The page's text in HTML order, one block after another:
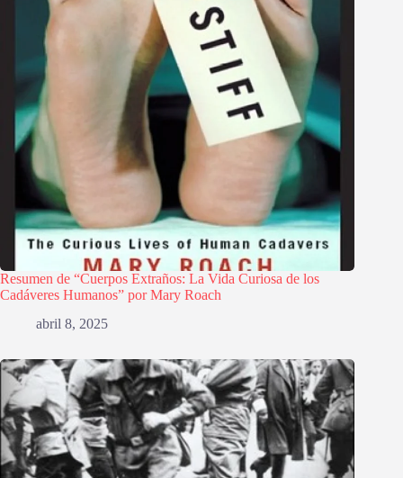
Resumen de “Cuerpos Extraños: La Vida Curiosa de los
Cadáveres Humanos” por Mary Roach
abril 8, 2025